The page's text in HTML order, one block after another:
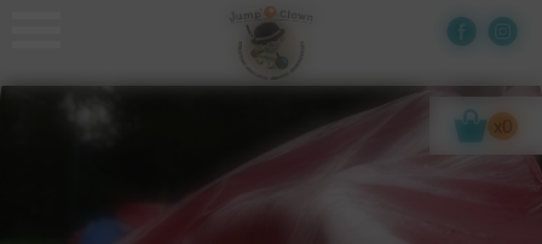
Panneau de gestion des cookies
x0